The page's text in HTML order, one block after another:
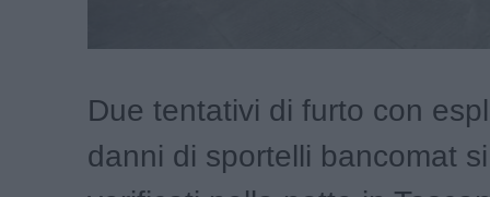
Due tentativi di furto con
danni di sportelli bancomat